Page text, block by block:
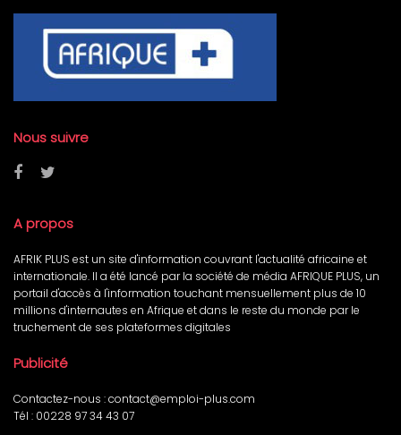
Nous suivre
A propos
AFRIK PLUS est un site d'information couvrant l'actualité africaine et
internationale. Il a été lancé par la société de média AFRIQUE PLUS, un
portail d'accès à l'information touchant mensuellement plus de 10
millions d'internautes en Afrique et dans le reste du monde par le
truchement de ses plateformes digitales
Publicité
Contactez-nous :contact@emploi-plus.com
Tél : 00228 97 34 43 07